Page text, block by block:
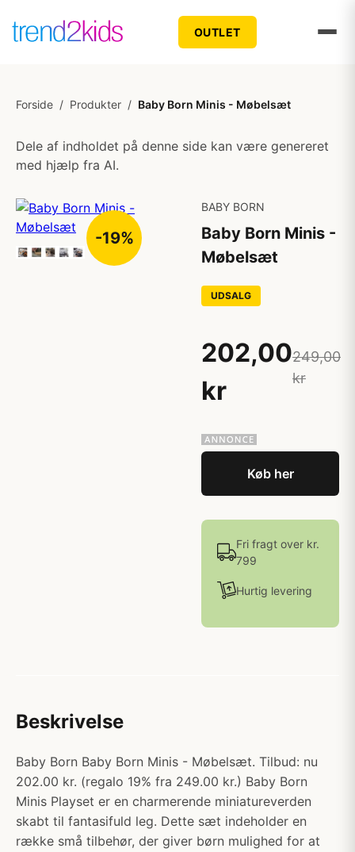
OUTLET
Forside / Produkter / Baby Born Minis - Møbelsæt
Dele af indholdet på denne side kan være genereret
med hjælp fra AI.
-19%
BABY BORN
Baby Born Minis -
Møbelsæt
UDSALG
202,00
kr
249,00
kr
Køb her
Fri fragt over kr.
799
Hurtig levering
Beskrivelse
Baby Born Baby Born Minis - Møbelsæt. Tilbud: nu
202.00 kr. (regalo 19% fra 249.00 kr.) Baby Born
Minis Playset er en charmerende miniatureverden
skabt til fantasifuld leg. Dette sæt indeholder en
række små tilbehør, der giver børn mulighed for at